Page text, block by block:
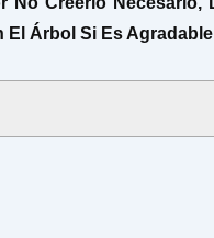
Árbol Si Es